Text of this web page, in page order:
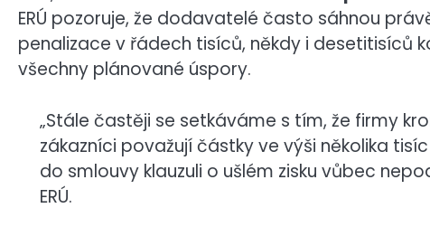
ERÚ pozoruje, že dodavatelé často sáhnou
penalizace v řádech tisíců, někdy i desetitisíců
všechny plánované úspory.
„Stále častěji se setkáváme s tím, že firmy
zákazníci považují částky ve výši několika
do smlouvy klauzuli o ušlém zisku vůbec
ERÚ.